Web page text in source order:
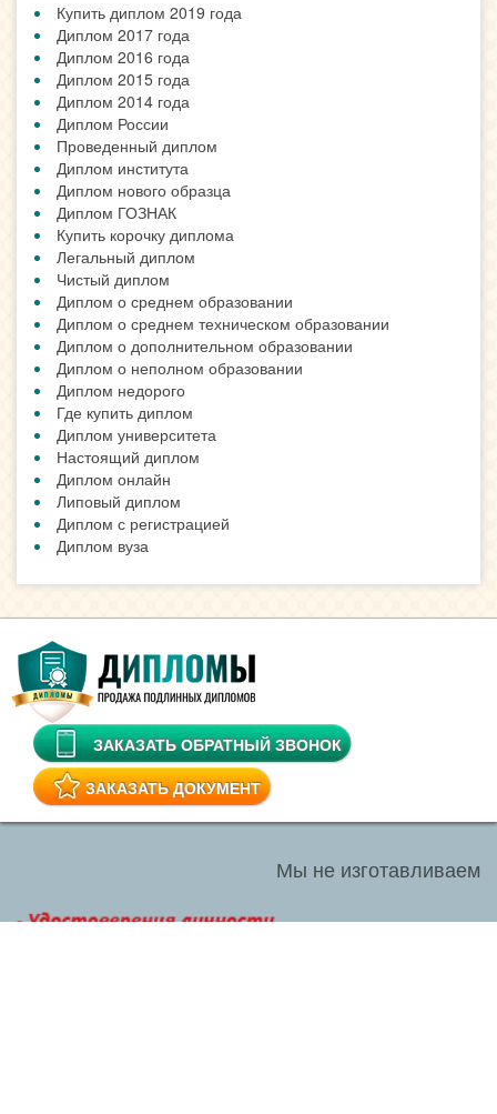
Купить диплом 2019 года
Диплом 2017 года
Диплом 2016 года
Диплом 2015 года
Диплом 2014 года
Диплом России
Проведенный диплом
Диплом института
Диплом нового образца
Диплом ГОЗНАК
Купить корочку диплома
Легальный диплом
Чистый диплом
Диплом о среднем образовании
Диплом о среднем техническом образовании
Диплом о дополнительном образовании
Диплом о неполном образовании
Диплом недорого
Где купить диплом
Диплом университета
Настоящий диплом
Диплом онлайн
Липовый диплом
Диплом с регистрацией
Диплом вуза
ЗАКАЗАТЬ ОБРАТНЫЙ ЗВОНОК
ЗАКАЗАТЬ ДОКУМЕНТ
Мы не изготавливаем